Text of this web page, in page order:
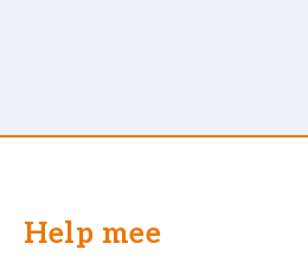
Help mee